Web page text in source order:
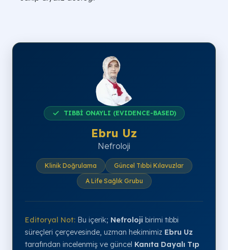
TIBBİ ONAYLI (EVIDENCE-BASED)
Ebru Uz
Nefroloji
Klinik Doğrulama
Güncel Tıbbi Kılavuzlar
A Life Sağlık Grubu
Editoryal Not: Bu içerik; Nefroloji birimi tıbbi
süreçleri çerçevesinde, uzman hekimimiz Ebru Uz
tarafından incelenmiş ve güncel Kanıta Dayalı Tıp